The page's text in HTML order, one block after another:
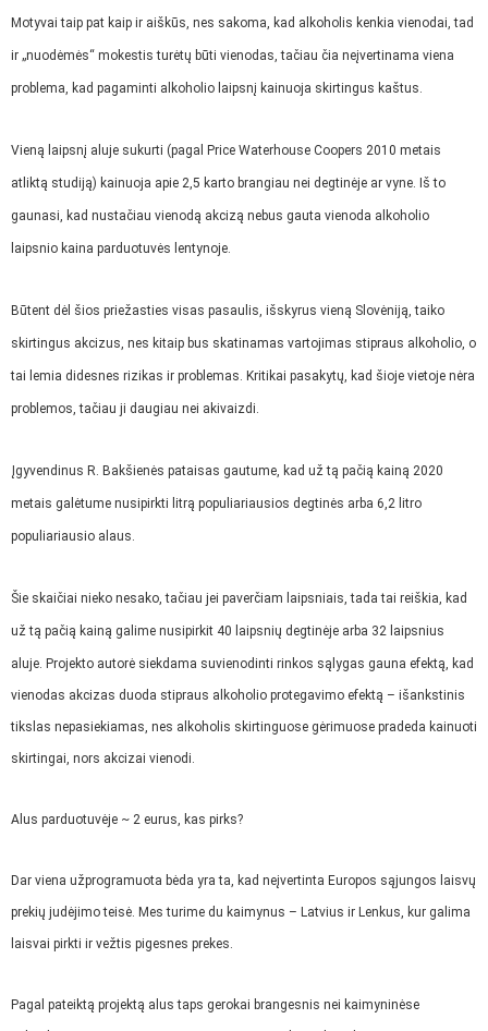
Motyvai taip pat kaip ir aiškūs, nes sakoma, kad alkoholis kenkia vienodai, tad
ir „nuodėmės“ mokestis turėtų būti vienodas, tačiau čia neįvertinama viena
problema, kad pagaminti alkoholio laipsnį kainuoja skirtingus kaštus.
Vieną laipsnį aluje sukurti (pagal Price Waterhouse Coopers 2010 metais
atliktą studiją) kainuoja apie 2,5 karto brangiau nei degtinėje ar vyne. Iš to
gaunasi, kad nustačiau vienodą akcizą nebus gauta vienoda alkoholio
laipsnio kaina parduotuvės lentynoje.
Būtent dėl šios priežasties visas pasaulis, išskyrus vieną Slovėniją, taiko
skirtingus akcizus, nes kitaip bus skatinamas vartojimas stipraus alkoholio, o
tai lemia didesnes rizikas ir problemas. Kritikai pasakytų, kad šioje vietoje nėra
problemos, tačiau ji daugiau nei akivaizdi.
Įgyvendinus R. Bakšienės pataisas gautume, kad už tą pačią kainą 2020
metais galėtume nusipirkti litrą populiariausios degtinės arba 6,2 litro
populiariausio alaus.
Šie skaičiai nieko nesako, tačiau jei paverčiam laipsniais, tada tai reiškia, kad
už tą pačią kainą galime nusipirkit 40 laipsnių degtinėje arba 32 laipsnius
aluje. Projekto autorė siekdama suvienodinti rinkos sąlygas gauna efektą, kad
vienodas akcizas duoda stipraus alkoholio protegavimo efektą – išankstinis
tikslas nepasiekiamas, nes alkoholis skirtinguose gėrimuose pradeda kainuoti
skirtingai, nors akcizai vienodi.
Alus parduotuvėje ~ 2 eurus, kas pirks?
Dar viena užprogramuota bėda yra ta, kad neįvertinta Europos sąjungos laisvų
prekių judėjimo teisė. Mes turime du kaimynus – Latvius ir Lenkus, kur galima
laisvai pirkti ir vežtis pigesnes prekes.
Pagal pateiktą projektą alus taps gerokai brangesnis nei kaimyninėse